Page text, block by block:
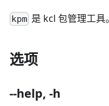
kpm 是 kcl 包管理工具
选项
--help, -h